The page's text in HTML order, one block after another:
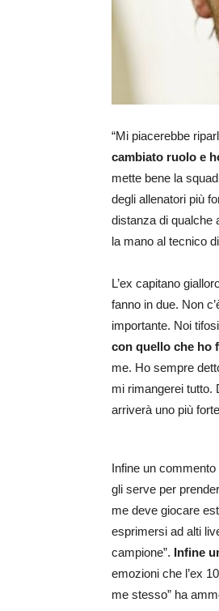
“Mi piacerebbe
cambiato ruolo e
mette bene la
degli allenatori più
distanza di qualche
la mano al tecnico
L’ex capitano
fanno in due. Non
importante. Noi
con quello che ho
me. Ho sempre
mi rimangerei tutto.
arriverà uno più
Infine un commento
gli serve per
me deve giocare
esprimersi ad alti
campione”. Infine
emozioni che l’ex
me stesso” ha